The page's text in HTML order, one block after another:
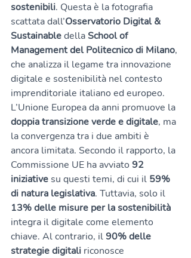
sostenibili. Questa è la fotografia
scattata dall’Osservatorio Digital &
Sustainable della School of
Management del Politecnico di Milano,
che analizza il legame tra innovazione
digitale e sostenibilità nel contesto
imprenditoriale italiano ed europeo.
L’Unione Europea da anni promuove la
doppia transizione verde e digitale, ma
la convergenza tra i due ambiti è
ancora limitata. Secondo il rapporto, la
Commissione UE ha avviato 92
iniziative su questi temi, di cui il 59%
di natura legislativa. Tuttavia, solo il
13% delle misure per la sostenibilità
integra il digitale come elemento
chiave. Al contrario, il 90% delle
strategie digitali riconosce